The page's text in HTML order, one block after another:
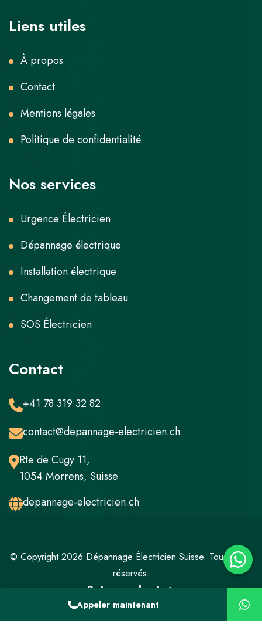
Liens utiles
À propos
Contact
Mentions légales
Politique de confidentialité
Nos services
Urgence Électricien
Dépannage électrique
Installation électrique
Changement de tableau
SOS Électricien
Contact
+41 78 319 32 82
contact@depannage-electricien.ch
Rte de Cugy 11,
1054 Morrens, Suisse
depannage-electricien.ch
© Copyright 2026 Dépannage Électricien Suisse. Tous droits
réservés.
Retour en haut
Mentions légalesPolitique de confidentialité
Appeler maintenant